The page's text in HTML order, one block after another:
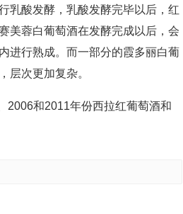
乳酸发酵，乳酸发酵完毕以后，红
美蓉白葡萄酒在发酵完成以后，会
进行熟成。而一部分的霞多丽白葡
层次更加复杂。
2006和2011年份西拉红葡萄酒和